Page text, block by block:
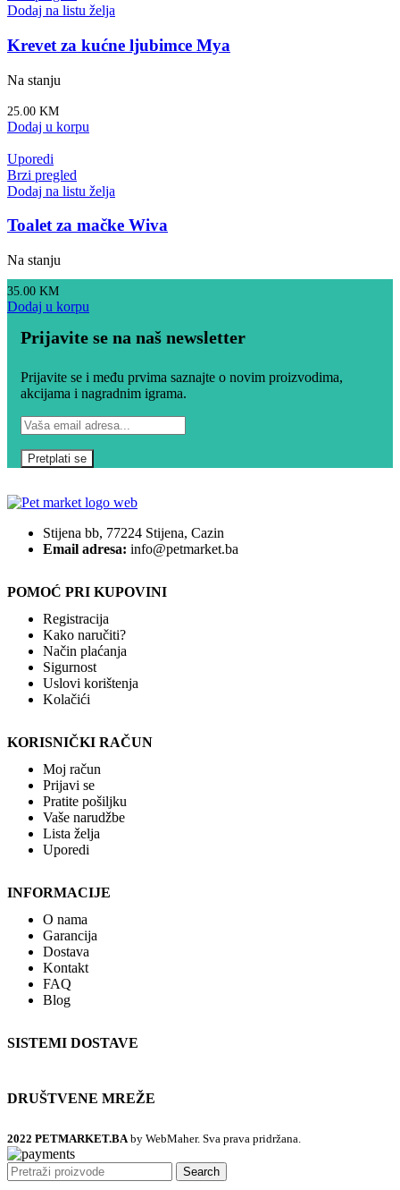
Dodaj na listu želja
Krevet za kućne ljubimce Mya
Na stanju
25.00 KM
Dodaj u korpu
Uporedi
Brzi pregled
Dodaj na listu želja
Toalet za mačke Wiva
Na stanju
35.00 KM
Dodaj u korpu
Prijavite se na naš newsletter
Prijavite se i među prvima saznajte o novim proizvodima,
akcijama i nagradnim igrama.
Stijena bb, 77224 Stijena, Cazin
Email adresa: info@petmarket.ba
POMOĆ PRI KUPOVINI
Registracija
Kako naručiti?
Način plaćanja
Sigurnost
Uslovi korištenja
Kolačići
KORISNIČKI RAČUN
Moj račun
Prijavi se
Pratite pošiljku
Vaše narudžbe
Lista želja
Uporedi
INFORMACIJE
O nama
Garancija
Dostava
Kontakt
FAQ
Blog
SISTEMI DOSTAVE
DRUŠTVENE MREŽE
2022 PETMARKET.BAby WebMaher. Sva prava pridržana.
Search